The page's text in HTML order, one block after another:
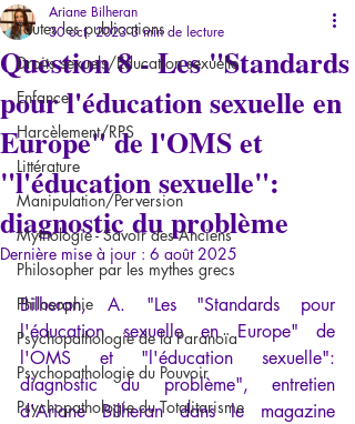
Toutes les publications
Droits sexuels/Education sexuelle
Enfance
Harcèlement/RPS
Littérature
Manipulation/Perversion
Mythologie - Savoir des Anciens
Philosopher par les mythes grecs
Philosophie
Psychopathologie de la Paranoïa
Psychopathologie du Pouvoir
Psychopathologie du Totalitarisme
Question 8 - Les "Standards
pour l'éducation sexuelle en
Europe" de l'OMS et
"l'éducation sexuelle":
diagnostic du problème
Ariane Bilheran
30 oct. 2023 3 min de lecture
Dernière mise à jour : 6 août 2025
Bilheran, A. "Les "Standards pour
l'éducation sexuelle en Europe" de
l'OMS et "l'éducation sexuelle":
diagnostic du problème", entretien
d'Ariane Bilheran dans le magazine